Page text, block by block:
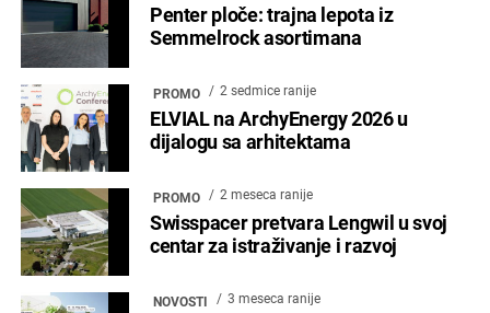
Penter ploče: trajna lepota iz
Semmelrock asortimana
PROMO 2 sedmice ranije
ELVIAL na ArchyEnergy 2026 u
dijalogu sa arhitektama
PROMO 2 meseca ranije
Swisspacer pretvara Lengwil u svoj
centar za istraživanje i razvoj
NOVOSTI 3 meseca ranije